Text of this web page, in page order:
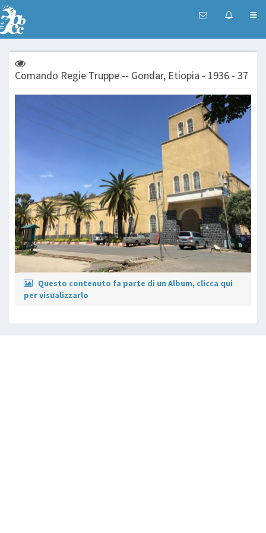
Comando Regie Truppe -- Gondar, Etiopia - 1936 - 37
Questo contenuto fa parte di un Album, clicca qui
per visualizzarlo